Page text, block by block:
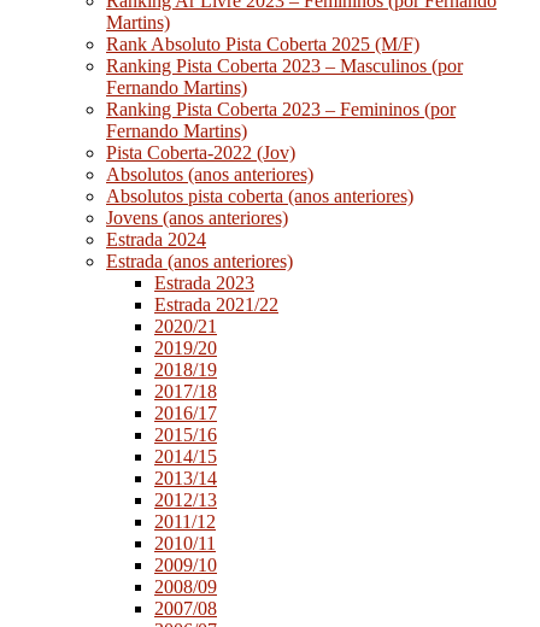
Martins)
Rank Absoluto Pista Coberta 2025 (M/F)
Ranking Pista Coberta 2023 – Masculinos (por
Fernando Martins)
Ranking Pista Coberta 2023 – Femininos (por
Fernando Martins)
Pista Coberta-2022 (Jov)
Absolutos (anos anteriores)
Absolutos pista coberta (anos anteriores)
Jovens (anos anteriores)
Estrada 2024
Estrada (anos anteriores)
Estrada 2023
Estrada 2021/22
2020/21
2019/20
2018/19
2017/18
2016/17
2015/16
2014/15
2013/14
2012/13
2011/12
2010/11
2009/10
2008/09
2007/08